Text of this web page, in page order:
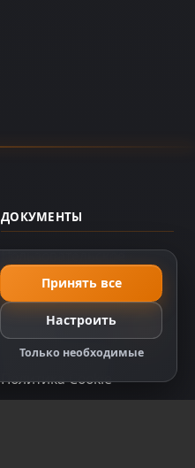
ДОКУМЕНТЫ
Пользовательское
соглашение
Политика персональных
данных
Правила оплаты
Политика Cookie
Принять все
Настроить
Только необходимые